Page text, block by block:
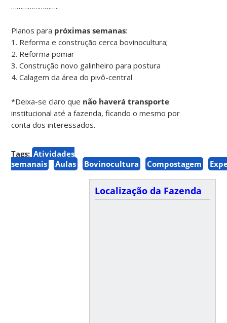
……………………..
Planos para próximas semanas:
1. Reforma e construção cerca bovinocultura;
2. Reforma pomar
3. Construção novo galinheiro para postura
4. Calagem da área do pivô-central
*Deixa-se claro que não haverá transporte
institucional até a fazenda, ficando o mesmo por
conta dos interessados.
Tags: Atividades
semanais
Aulas Bovinocultura Compostagem
Localização da Fazenda